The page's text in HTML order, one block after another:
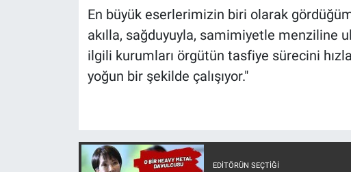
En büyük eserlerimizin biri olarak
akılla, sağduyuyla, samimiyetle menziline
ilgili kurumları örgütün tasfiye sürecini
yoğun bir şekilde çalışıyor."
EDITÖRÜN SEÇTIĞI